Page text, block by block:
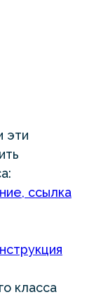
эти
ссылка
класса